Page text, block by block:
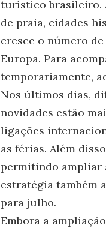
turístico brasileiro.
de praia, cidades
cresce o número
Europa. Para
temporariamente,
Nos últimos dias,
novidades estão
ligações
as férias. Além
permitindo ampliar
estratégia também
para julho.
Embora a